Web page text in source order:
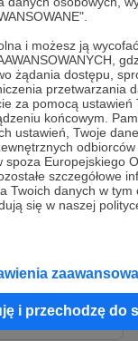
i możesz ją
żądania dostępu,
przetwarzania
za pomocą ustawień
końcowym.
ustawień, Twoje
spoza Europejskiego
szczegółowe
Twoich danych w tym
się w naszej
i przechodzę do
poświęcam
rozdziałom 1-11
początki
i
wciąż
teoriami
60%
pokryje koszty